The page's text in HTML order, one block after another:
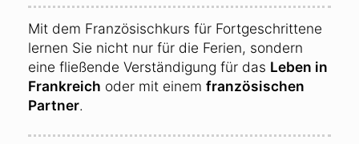
Mit dem Französischkurs für Fortgeschrittene
lernen Sie nicht nur für die Ferien, sondern
eine fließende Verständigung für das Leben in
Frankreich oder mit einem französischen
Partner.